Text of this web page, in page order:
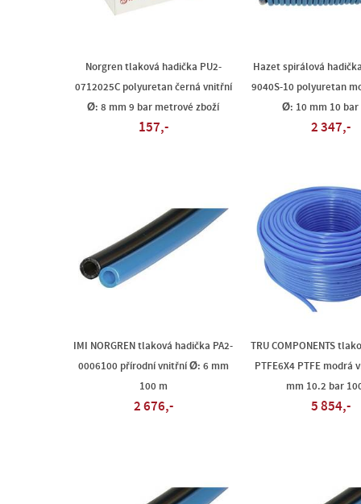
Norgren tlaková hadička PU2-
0712025C polyuretan černá vnitřní
Ø: 8 mm 9 bar metrové zboží
157,-
Hazet spirálová
9040S-10 polyuretan
Ø: 10 mm 10 bar
2 347,-
IMI NORGREN tlaková hadička PA2-
0006100 přírodní vnitřní Ø: 6 mm
100 m
2 676,-
TRU COMPONENTS
PTFE6X4 PTFE modrá
mm 10.2 bar
5 854,-